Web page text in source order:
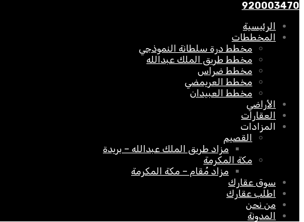
920003470
الرئيسية
المخططات
مخطط درة سلطانة النموذجي
مخطط طريق الملك عبدالله
مخطط ضراس
مخطط العريمضي
مخطط العبيدان
الأراضي
العقارات
المزادات
القصيم
مزاد طريق الملك عبدالله – بريدة
مكة المكرمة
مزاد مُقام – مكة المكرمة
سوق عقارك
اطلب عقارك
من نحن
المدونة